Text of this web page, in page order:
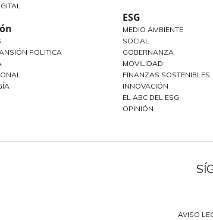
POLITICA
ESG
MEDIO AMBIENTE
SOCIAL
GOBERNANZA
MOVILIDAD
FINANZAS SOSTENIBLES
INNOVACIÓN
EL ABC DEL ESG
OPINIÓN
AVISO